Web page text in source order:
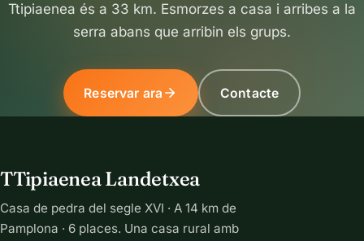
Ttipiaenea és a 33 km. Esmorzes a casa i arribes a la
serra abans que arribin els grups.
Reservar ara Contacte
TTipiaenea Landetxea
Casa de pedra del segle XVI · A 14 km de
Pamplona · 6 places. Una casa rural amb